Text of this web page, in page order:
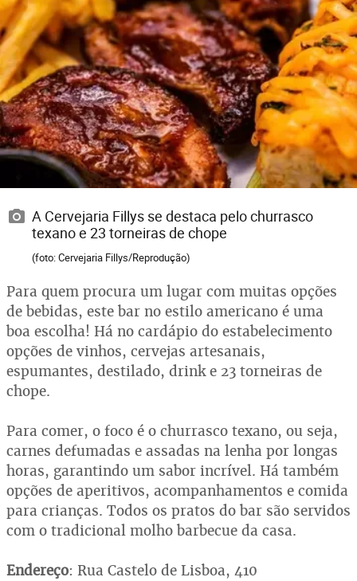
A Cervejaria Fillys se destaca pelo churrasco
texano e 23 torneiras de chope
(foto: Cervejaria Fillys/Reprodução)
Para quem procura um lugar com muitas opções
de bebidas, este bar no estilo americano é uma
boa escolha! Há no cardápio do estabelecimento
opções de vinhos, cervejas artesanais,
espumantes, destilado, drink e 23 torneiras de
chope.
Para comer, o foco é o churrasco texano, ou seja,
carnes defumadas e assadas na lenha por longas
horas, garantindo um sabor incrível. Há também
opções de aperitivos, acompanhamentos e comida
para crianças. Todos os pratos do bar são servidos
com o tradicional molho barbecue da casa.
Endereço: Rua Castelo de Lisboa, 410